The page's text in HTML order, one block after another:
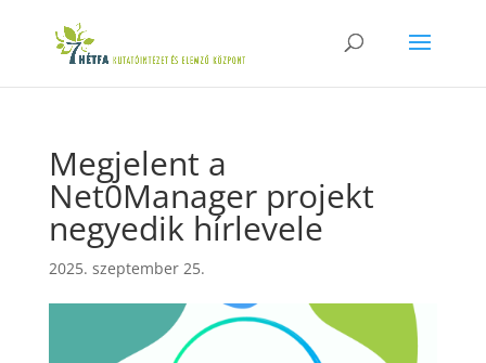
Megjelent a
Net0Manager projekt
negyedik hírlevele
2025. szeptember 25.